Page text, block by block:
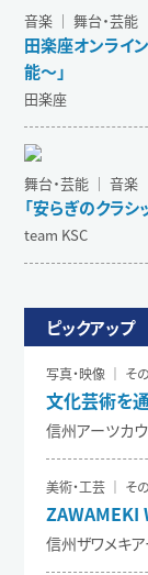
音楽 ｜ 舞台・芸能
田楽座オンライ
能～」
田楽座
舞台・芸能 ｜ 音楽
「安らぎのクラシ
team KSC
ピックアップ
写真・映像 ｜ そ
文化芸術を
信州アーツカ
美術・工芸 ｜ そ
ZAWAMEKI
信州ザワメキ